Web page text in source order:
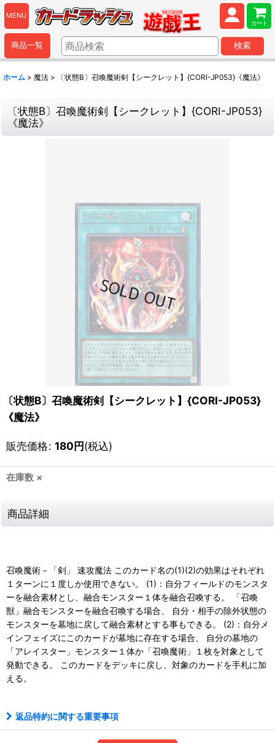
MENU
カート
商品一覧 検索
ホーム > 魔法 > 〔状態B〕召喚魔術剣【シークレット】{CORI-JP053}《魔法》
〔状態B〕召喚魔術剣【シークレット】{CORI-JP053}
《魔法》
〔状態B〕召喚魔術剣【シークレット】{CORI-JP053}
《魔法》
販売価格: 180円(税込)
在庫数 ×
商品詳細
召喚魔術－「剣」 速攻魔法 このカード名の(1)(2)の効果はそれぞれ
１ターンに１度しか使用できない。 (1)：自分フィールドのモンスタ
ーを融合素材とし、融合モンスター１体を融合召喚する。 「召喚
獣」融合モンスターを融合召喚する場合、 自分・相手の除外状態の
モンスターを墓地に戻して融合素材とする事もできる。 (2)：自分メ
インフェイズにこのカードが墓地に存在する場合、 自分の墓地の
「アレイスター」モンスター１体か「召喚魔術」１枚を対象として
発動できる。 このカードをデッキに戻し、対象のカードを手札に加
える。
返品特約に関する重要事項